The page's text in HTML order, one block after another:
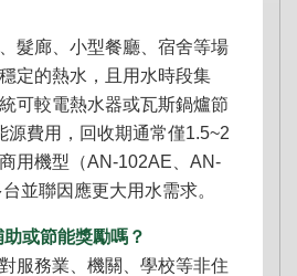
髮廊、小型餐廳、宿舍等場
定的熱水，且用水時段集
可較電熱水器或瓦斯鍋爐節
源費用，回收期通常僅1.5~2
用機型（AN-102AE、AN-
並聯因應更大用水需求。
或節能獎勵嗎？
服務業、機關、學校等非住